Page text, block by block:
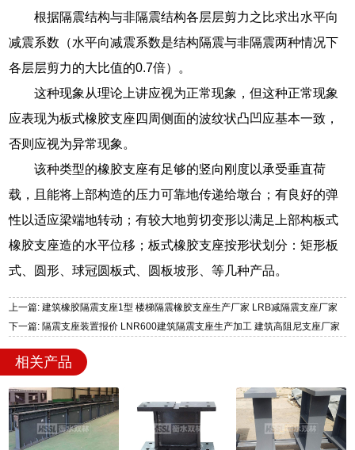
根据隔震结构与非隔震结构各层层剪力之比求出水平向
减震系数（水平向减震系数是结构隔震与非隔震两种情况下
各层层剪力的大比值的0.7倍）。
这种现象从理论上讲应视为正常现象，但这种正常现象
应表现为板式橡胶支座四周侧面的波纹状凸凹应基本一致，
否则应视为异常现象。
该种类型的橡胶支座有足够的竖向刚度以承受垂直荷
载，且能将上部构造的压力可靠地传递给墩台；有良好的弹
性以适应梁端地转动；有较大地剪切变形以满足上部构板式
橡胶支座造的水平位移；板式橡胶支座按形状划分：矩形板
式、圆形、球冠圆板式、圆板坡形、等几种产品。
上一篇: 建筑橡胶隔震支座1型 楼梯隔震橡胶支座生产厂家 LRB减隔震支座厂家
下一篇: 隔震支座装置报价 LNR600建筑隔震支座生产加工 建筑高阻尼支座厂家
相关产品